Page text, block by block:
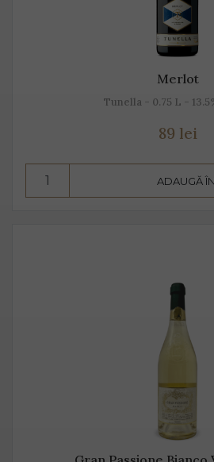
Merlot
Tunella - 0.75 L -
89 lei
ADAUGĂ